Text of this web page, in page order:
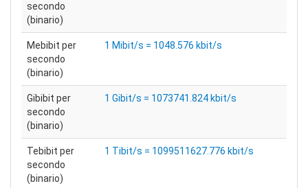
secondo
(binario)
Mebibit per
secondo
(binario)
1 Mibit/s = 1048.576 kbit/s
Gibibit per
secondo
(binario)
1 Gibit/s = 1073741.824 kbit/s
Tebibit per
secondo
(binario)
1 Tibit/s = 1099511627.776 kbit/s